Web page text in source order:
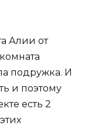
Алии от
подружка. И
и поэтому
есть 2